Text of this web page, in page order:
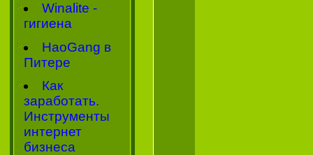
Winalite -
гигиена
HaoGang в
Питере
Как
заработать.
Инструменты
интернет
бизнеса